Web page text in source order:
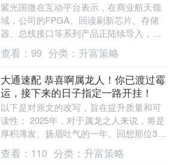
紫光国微在互动平台表示，在商业航天领
域，公司的FPGA、回读刷新芯片、存储
器、总线接口等系列产品正陆续导入，目
前进展良好。公司图像AI智能芯片可以应
用到商业航天....
查看： 99 分类： 升富策略
大通速配 恭喜啊属龙人！你已渡过霉
运，接下来的日子指定一路开挂！
以下是对原文的改写，旨在提升质量和可
读性： 2025年，对于属龙之人来说，将是
厚积薄发、扬眉吐气的一年。回想那位37
岁（生肖属龙）的朋友，历经半年多的努
力，终于....
查看： 110 分类： 升富策略